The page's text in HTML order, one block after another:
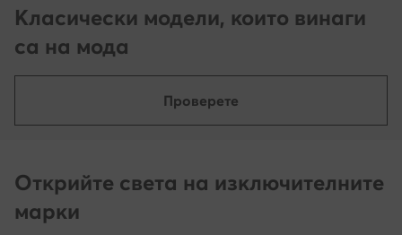
Класически модели, които винаги
са на мода
Проверете
Открийте света на изключителните
марки